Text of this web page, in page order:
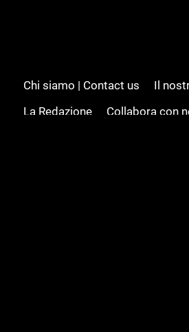
Chi siamo | Contact us
Il
La Redazione
Collabora con